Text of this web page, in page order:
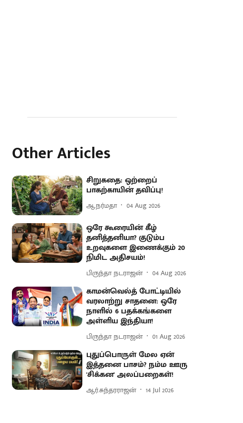
Other Articles
சிறுகதை: ஒற்றைப்
பாகற்காயின் தவிப்பு!
ஆ.நர்மதா 04 Aug 2026
ஒரே கூரையின் கீழ்
தனித்தனியா? குடும்ப
உறவுகளை இணைக்கும் 20
நிமிட அதிசயம்!
பிருந்தா நடராஜன் 04 Aug 2026
காமன்வெல்த் போட்டியில்
வரலாற்று சாதனை: ஒரே
நாளில் 6 பதக்கங்களை
அள்ளிய இந்தியா!
பிருந்தா நடராஜன் 01 Aug 2026
புதுப்பொருள் மேல ஏன்
இத்தனை பாசம்? நம்ம ஊரு
'சிக்கன' அலப்பறைகள்!
ஆர்.சுந்தரராஜன் 14 Jul 2026